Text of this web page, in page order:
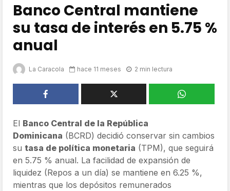
Banco Central mantiene
su tasa de interés en 5.75 %
anual
La Caracola hace 11 meses 2 min lectura
El Banco Central de la República
Dominicana (BCRD) decidió conservar sin cambios
su tasa de política monetaria (TPM), que seguirá
en 5.75 % anual. La facilidad de expansión de
liquidez (Repos a un día) se mantiene en 6.25 %,
mientras que los depósitos remunerados